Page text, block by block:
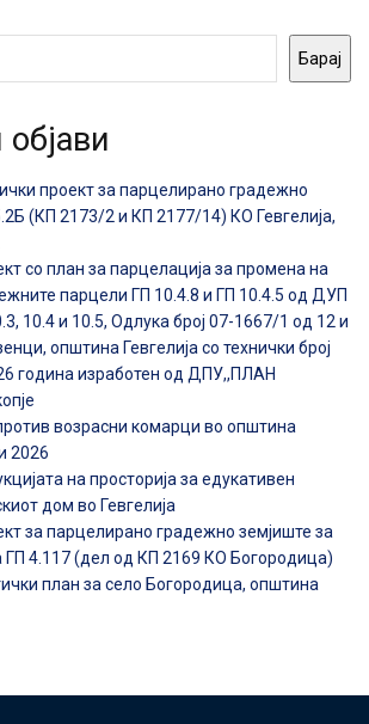
Барај
проект за парцелирано градежно
(КП 2173/2 и КП 2177/14) КО Гевгелија,
со план за парцелација за промена на
парцели ГП 10.4.8 и ГП 10.4.5 од ДУП
10.4 и 10.5, Одлука број 07-1667/1 од 12 и
општина Гевгелија со технички број
година изработен од ДПУ,,ПЛАН
возрасни комарци во општина
2026
на просторија за едукативен
дом во Гевгелија
за парцелирано градежно земјиште за
4.117 (дел од КП 2169 КО Богородица)
план за село Богородица, општина